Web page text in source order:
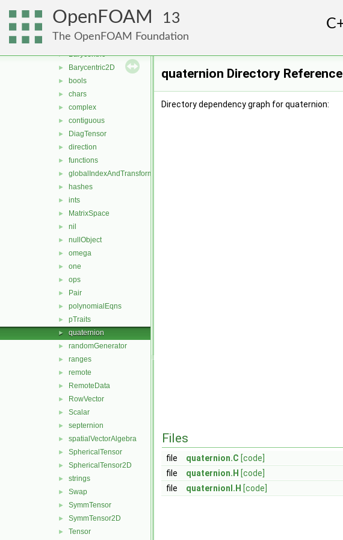
OpenFOAM 13
The OpenFOAM Foundation
► memory
meshes
primitives
► Barycentric
► Barycentric2D
► bools
► chars
► complex
► contiguous
► DiagTensor
► direction
► functions
► globalIndexAndTransform
► hashes
► ints
► MatrixSpace
► nil
► nullObject
► omega
► one
► ops
► Pair
► polynomialEqns
► pTraits
► quaternion
► randomGenerator
► ranges
► remote
► RemoteData
► RowVector
► Scalar
► septernion
► spatialVectorAlgebra
► SphericalTensor
► SphericalTensor2D
► strings
► Swap
► SymmTensor
► SymmTensor2D
► Tensor
quaternion Directory Reference
Directory dependency graph for quaternion:
Files
file quaternion.C [code]
file
quaternion.H [code]
file
quaternionI.H [code]